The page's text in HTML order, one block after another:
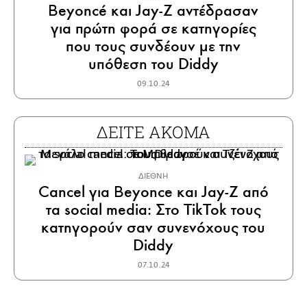
Beyoncé και Jay-Z αντέδρασαν
για πρώτη φορά σε κατηγορίες
που τους συνδέουν με την
υπόθεση του Diddy
09.10.24
ΔΕΙΤΕ ΑΚΟΜΑ
ΔΙΕΘΝΗ
Cancel για Beyonce και Jay-Z από
τα social media: Στο TikTok τους
κατηγορούν σαν συνενόχους του
Diddy
07.10.24